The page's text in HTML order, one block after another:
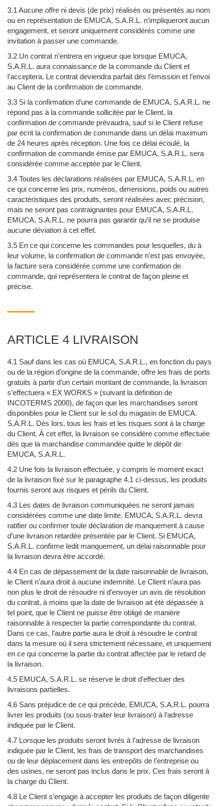
3.1 Aucune offre ni devis (de prix) réalisés ou présentés au nom
ou en représentation de EMUCA, S.A.R.L. n’impliqueront aucun
engagement, et seront uniquement considérés comme une
invitation à passer une commande.
3.2 Un contrat n’entrera en vigueur que lorsque EMUCA,
S.A.R.L. aura connaissance de la commande du Client et
l’acceptera. Le contrat deviendra parfait dès l’émission et l’envoi
au Client de la confirmation de commande.
3.3 Si la confirmation d’une commande de EMUCA, S.A.R.L. ne
répond pas à la commande sollicitée par le Client, la
confirmation de commande prévaudra, sauf si le Client refuse
par écrit la confirmation de commande dans un délai maximum
de 24 heures après réception. Une fois ce délai écoulé, la
confirmation de commande émise par EMUCA, S.A.R.L. sera
considérée comme acceptée par le Client.
3.4 Toutes les déclarations réalisées par EMUCA, S.A.R.L. en
ce qui concerne les prix, numéros, dimensions, poids ou autres
caractéristiques des produits, seront réalisées avec précision,
mais ne seront pas contraignantes pour EMUCA, S.A.R.L.
EMUCA, S.A.R.L. ne pourra pas garantir qu’il ne se produise
aucune déviation à cet effet.
3.5 En ce qui concerne les commandes pour lesquelles, du à
leur volume, la confirmation de commande n’est pas envoyée,
la facture sera considérée comme une confirmation de
commande, qui représentera le contrat de façon pleine et
précise.
ARTICLE 4 LIVRAISON
4.1 Sauf dans les cas où EMUCA, S.A.R.L., en fonction du pays
ou de la région d’origine de la commande, offre les frais de ports
gratuits à partir d’un certain montant de commande, la livraison
s’effectuera « EX WORKS » (suivant la définition de
INCOTERMS 2000), de façon que les marchandises seront
disponibles pour le Client sur le sol du magasin de EMUCA.
S.A.R.L. Dès lors, tous les frais et les risques sont à la charge
du Client. À cet effet, la livraison se considère comme effectuée
dès que la marchandise commandée quitte le dépôt de
EMUCA, S.A.R.L.
4.2 Une fois la livraison effectuée, y compris le moment exact
de la livraison fixé sur le paragraphe 4.1 ci-dessus, les produits
fournis seront aux risques et périls du Client.
4.3 Les dates de livraison communiquées ne seront jamais
considérées comme une date limite. EMUCA, S.A.R.L. devra
ratifier ou confirmer toute déclaration de manquement à cause
d’une livraison retardée présentée par le Client. Si EMUCA,
S.A.R.L. confirme ledit manquement, un délai raisonnable pour
la livraison devra être accordé.
4.4 En cas de dépassement de la date raisonnable de livraison,
le Client n’aura droit à aucune indemnité. Le Client n’aura pas
non plus le droit de résoudre ni d’envoyer un avis de résolution
du contrat, à moins que la date de livraison ait été dépassée à
tel point, que le Client ne puisse être obligé de manière
raisonnable à respecter la partie correspondante du contrat.
Dans ce cas, l’autre partie aura le droit à résoudre le contrat
dans la mesure où il sera strictement nécessaire, et uniquement
en ce qui concerne la partie du contrat affectée par le retard de
la livraison.
4.5 EMUCA, S.A.R.L. se réserve le droit d’effectuer des
livraisons partielles.
4.6 Sans préjudice de ce qui précède, EMUCA, S.A.R.L. pourra
livrer les produits (ou sous-traiter leur livraison) à l’adresse
indiquée par le Client.
4.7 Lorsque les produits seront livrés à l’adresse de livraison
indiquée par le Client, les frais de transport des marchandises
ou de leur déplacement dans les entrepôts de l’entreprise ou
des usines, ne seront pas inclus dans le prix. Ces frais seront à
la charge du Client.
4.8 Le Client s’engage à accepter les produits de façon diligente